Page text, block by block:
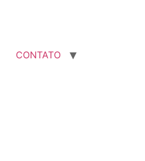
CONTATO